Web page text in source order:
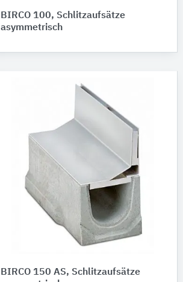
BIRCO 100, Schlitzaufsätze
asymmetrisch
BIRCO 150 AS, Schlitzaufsätze